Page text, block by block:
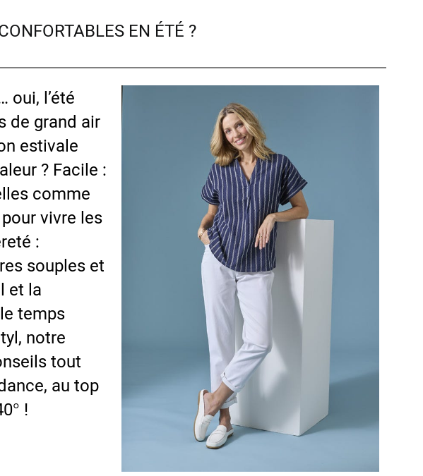
EN ÉTÉ ?
oui, l’été
de grand air
estivale
? Facile :
comme
vivre les
:
souples et
et la
temps
notre
tout
au top
!